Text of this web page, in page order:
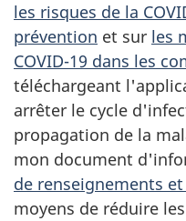
les risques de la
prévention et sur les
COVID-19 dans les
téléchargeant
arrêter le cycle
propagation de la
mon document
de renseignements
moyens de réduire